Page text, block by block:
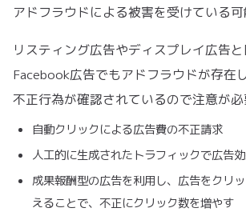
アドフラウドによる被害を受けている可
リスティング広告やディスプレイ広告と
Facebook広告でもアドフラウドが存在
不正行為が確認されているので注意が必
自動クリックによる広告費の不正請求
人工的に生成されたトラフィックで広告
成果報酬型の広告を利用し、広告をクリ
えることで、不正にクリック数を増やす